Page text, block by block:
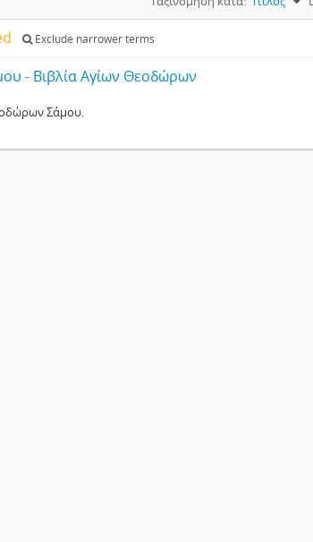
Exclude narrower terms
- Βιβλία Αγίων Θεοδώρων
Σάμου.